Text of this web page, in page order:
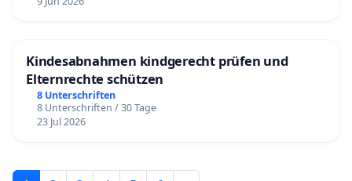
Kindesabnahmen kindgerecht prüfen und
Elternrechte schützen
8 Unterschriften
8 Unterschriften / 30 Tage
23 Jul 2026